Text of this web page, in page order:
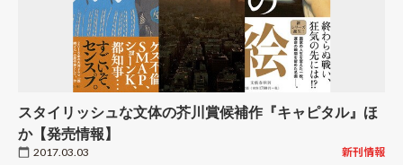
スタイリッシュな文体の芥川賞候補作『キャピタル』ほ
か【発売情報】
2017.03.03 新刊情報